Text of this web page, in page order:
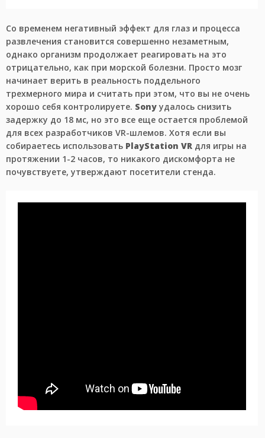
Со временем негативный эффект для глаз и процесса
развлечения становится совершенно незаметным,
однако организм продолжает реагировать на это
отрицательно, как при морской болезни. Просто мозг
начинает верить в реальность поддельного
трехмерного мира и считать при этом, что вы не очень
хорошо себя контролируете. Sony удалось снизить
задержку до 18 мс, но это все еще остается проблемой
для всех разработчиков VR-шлемов. Хотя если вы
собираетесь использовать PlayStation VR для игры на
протяжении 1-2 часов, то никакого дискомфорта не
почувствуете, утверждают посетители стенда.